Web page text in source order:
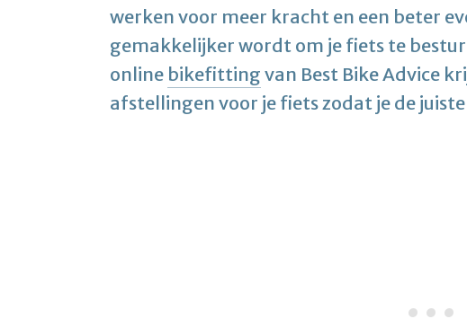
werken voor meer kracht en een beter
gemakkelijker wordt om je fiets te
online bikefitting van Best Bike Advice
afstellingen voor je fiets zodat je de